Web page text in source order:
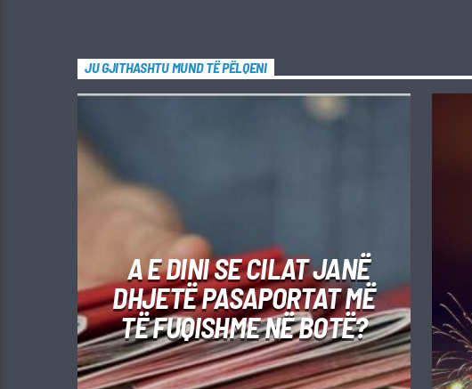
JU GJITHASHTU MUND TË PËLQENI
A E DINI SE CILAT JANË
DHJETË PASAPORTAT MË
TË FUQISHME NË BOTË?